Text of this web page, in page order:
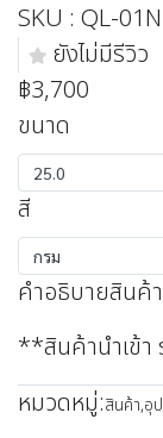
SKU : QL-
ยังไม่มีรีวิว
฿3,700
ขนาด
25.0
สี
กรม
คำอธิบายสินค้
**สินค้านำเข้
หมวดหมู่:สินค้า,อุ